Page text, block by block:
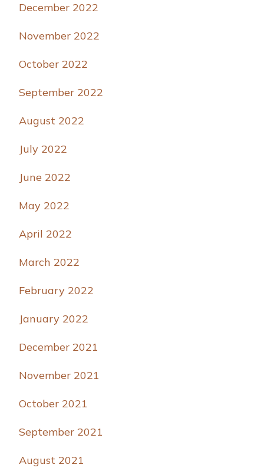
December 2022
November 2022
October 2022
September 2022
August 2022
July 2022
June 2022
May 2022
April 2022
March 2022
February 2022
January 2022
December 2021
November 2021
October 2021
September 2021
August 2021